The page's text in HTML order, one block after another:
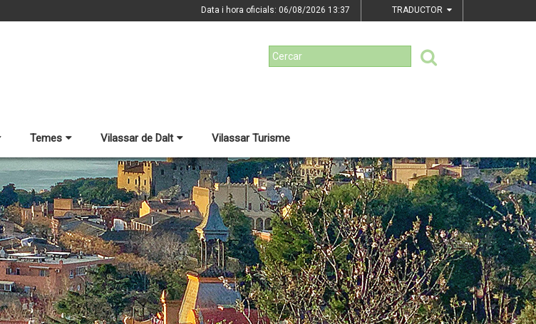
Data i hora oficials: 06/08/2026 13:37 TRADUCTOR
Temes Vilassar de Dalt Vilassar Turisme